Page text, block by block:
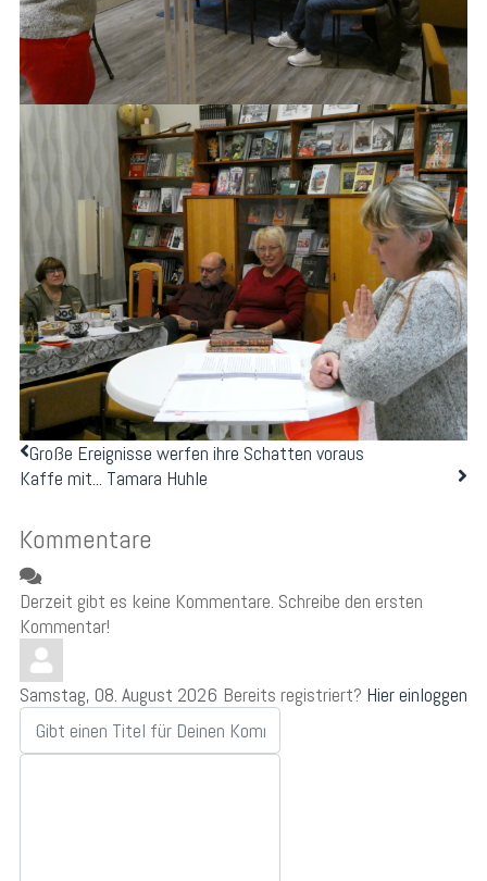
Große Ereignisse werfen ihre Schatten voraus
Kaffe mit... Tamara Huhle
Kommentare
Derzeit gibt es keine Kommentare. Schreibe den ersten
Kommentar!
Bereits registriert? Hier einloggen
Samstag, 08. August 2026